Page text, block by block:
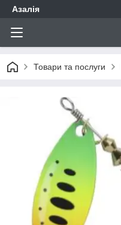
Азалія
Товари та послуги